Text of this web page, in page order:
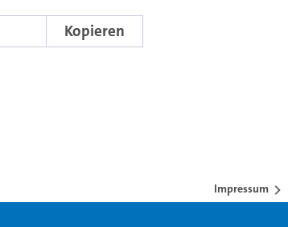
Kopieren
Impressum